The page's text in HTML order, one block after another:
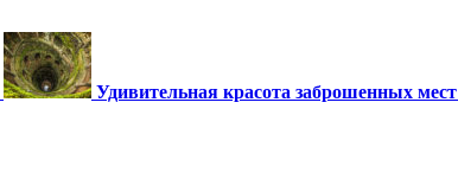
Удивительная красота заброшенных мест